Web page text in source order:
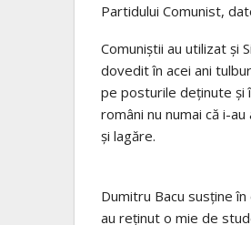
Partidului Comunist,
Comuniştii au utilizat şi
dovedit în acei ani
pe posturile deţinute şi
români nu numai că i-
şi lagăre.
Dumitru Bacu susţine
au reţi­nut o mie de